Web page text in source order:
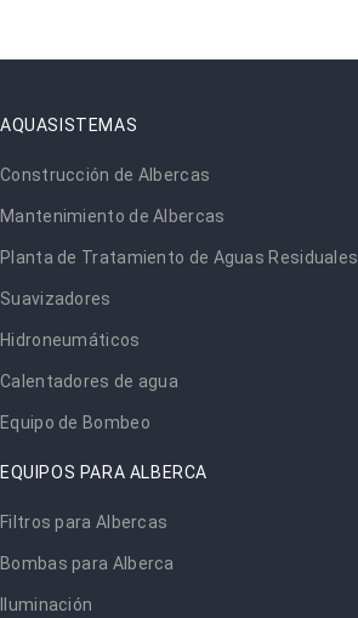
AQUASISTEMAS
Construcción de Albercas
Mantenimiento de Albercas
Planta de Tratamiento de Aguas Residuales
Suavizadores
Hidroneumáticos
Calentadores de agua
Equipo de Bombeo
EQUIPOS PARA ALBERCA
Filtros para Albercas
Bombas para Alberca
Iluminación